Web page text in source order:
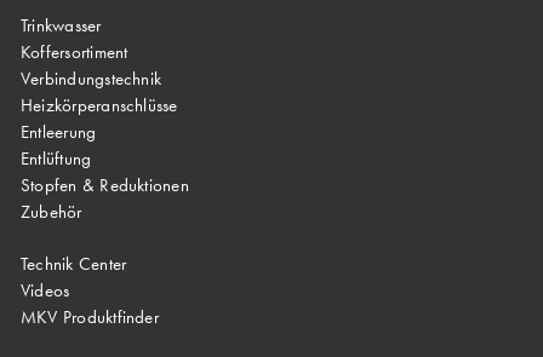
Trinkwasser
Koffersortiment
Verbindungstechnik
Heizkörperanschlüsse
Entleerung
Entlüftung
Stopfen & Reduktionen
Zubehör
Technik Center
Videos
MKV Produktfinder